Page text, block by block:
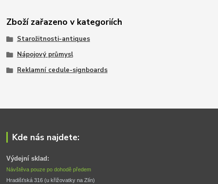
Zboží zařazeno v kategoriích
Starožitnosti-antiques
Nápojový průmysl
Reklamní cedule-signboards
Kde nás najdete:
Výdejní sklad:
Návštěva pouze po dohodě předem
Hradišťská 316 (u křižovatky na Zlín)